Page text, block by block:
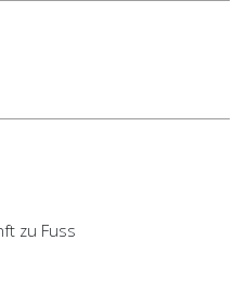
zu Fuss